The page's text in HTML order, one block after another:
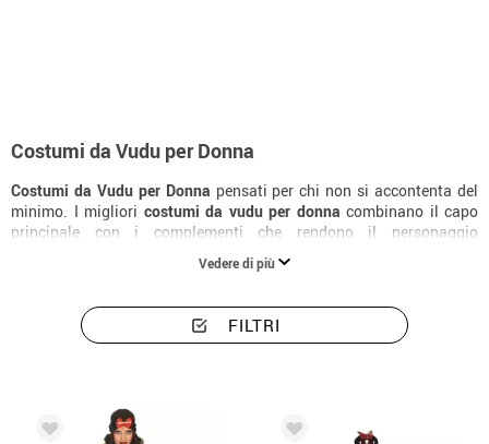
Costumi da Vudu per Donna
Costumi da Vudu per Donna pensati per chi non si accontenta del
minimo. I migliori costumi da vudu per donna combinano il capo
principale con i complementi che rendono il personaggio
riconoscibile all'istante. Scopri tutta la collezione di
per donna e trova la versione perfetta per il tuo Halloween.
Vedere di più
FILTRI